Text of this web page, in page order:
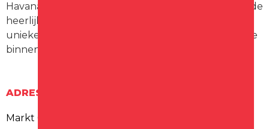
Havana Schagen staat in de hele regio bekend om de
heerlijke vers bereide hapas, gerechten met de
unieke smaak van de houtskoolgrill en de sfeervolle
binnentuin.
ADRESSE
Markt 6